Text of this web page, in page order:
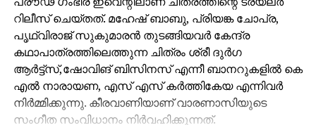
റിലീസ് ചെയ്തത്. മഹേഷ് ബാബു, പ്രിയങ്ക ചോപ്ര,
പൃഥ്വിരാജ് സുകുമാരൻ തുടങ്ങിയവർ കേന്ദ്ര
കഥാപാത്രത്തിലെത്തുന്ന ചിത്രം ശ്രീ ദുർഗ
ആർട്ട്സ്,ഷോവിങ് ബിസിനസ് എന്നീ ബാനറുകളിൽ കെ
എൽ നാരായണ, എസ് എസ് കർത്തികേയ എന്നിവർ
നിർമ്മിക്കുന്നു. കീരവാണിയാണ് വാരണാസിയുടെ
സംഗീത സംവിധാനം നിർവഹിക്കുന്നത്.